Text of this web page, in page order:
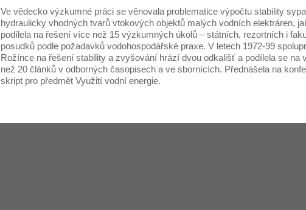
Ve vědecko výzkumné práci se věnovala problematice výpočtu stability
hydraulicky vhodných tvarů vtokových objektů malých vodních elektráren,
podílela na řešení více než 15 výzkumných úkolů – státních, rezortních i
posudků podle požadavků vodohospodářské praxe. V letech 1972-99
Rožínce na řešení stability a zvyšování hrází dvou odkališť a podílela se
než 20 článků v odborných časopisech a ve sbornících. Přednášela na
skript pro předmět Využití vodní energie.